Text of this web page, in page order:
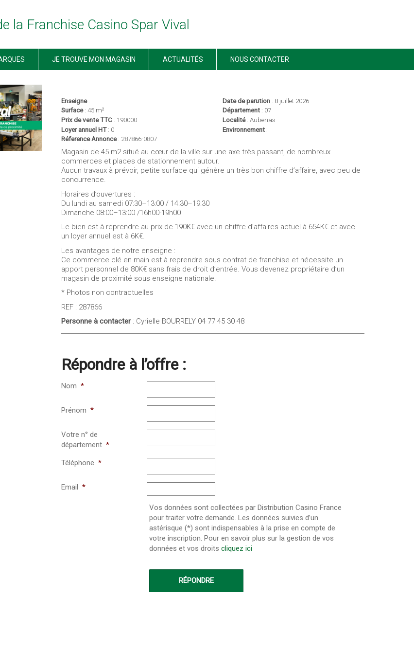
la Franchise Casino Spar Vival
JE TROUVE MON MAGASIN ACTUALITÉS NOUS CONTACTER
Enseigne:
Surface: 45 m²
Prix de vente TTC : 190000
Loyer annuel HT: 0
Réference Annonce: 287866-0807
Date de parution : 8 juillet 2026
Département : 07
Localité: Aubenas
Environnement :
Magasin de 45 m2 situé au cœur de la ville sur une axe très passant, de nombreux
commerces et places de stationnement autour.
Aucun travaux à prévoir, petite surface qui génère un très bon chiffre d’affaire, avec peu de
concurrence.
Horaires d’ouvertures :
Du lundi au samedi 07:30–13:00 / 14:30–19:30
Dimanche 08:00–13:00 /16h00-19h00
Le bien est à reprendre au prix de 190K€ avec un chiffre d’affaires actuel à 654K€ et avec
un loyer annuel est à 6K€.
Les avantages de notre enseigne :
Ce commerce clé en main est à reprendre sous contrat de franchise et nécessite un
apport personnel de 80K€ sans frais de droit d’entrée. Vous devenez propriétaire d’un
magasin de proximité sous enseigne nationale.
* Photos non contractuelles
REF : 287866
Personne à contacter: Cyrielle BOURRELY 04 77 45 30 48
Répondre à l’offre :
Nom *
Prénom *
Votre n° de
département *
Téléphone *
Email *
Vos données sont collectées par Distribution Casino France
pour traiter votre demande. Les données suivies d’un
astérisque (*) sont indispensables à la prise en compte de
votre inscription. Pour en savoir plus sur la gestion de vos
données et vos droitscliquez ici